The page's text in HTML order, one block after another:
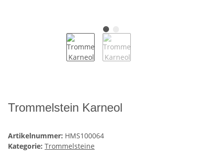
Trommelstein Karneol
Artikelnummer: HMS100064
Kategorie: Trommelsteine